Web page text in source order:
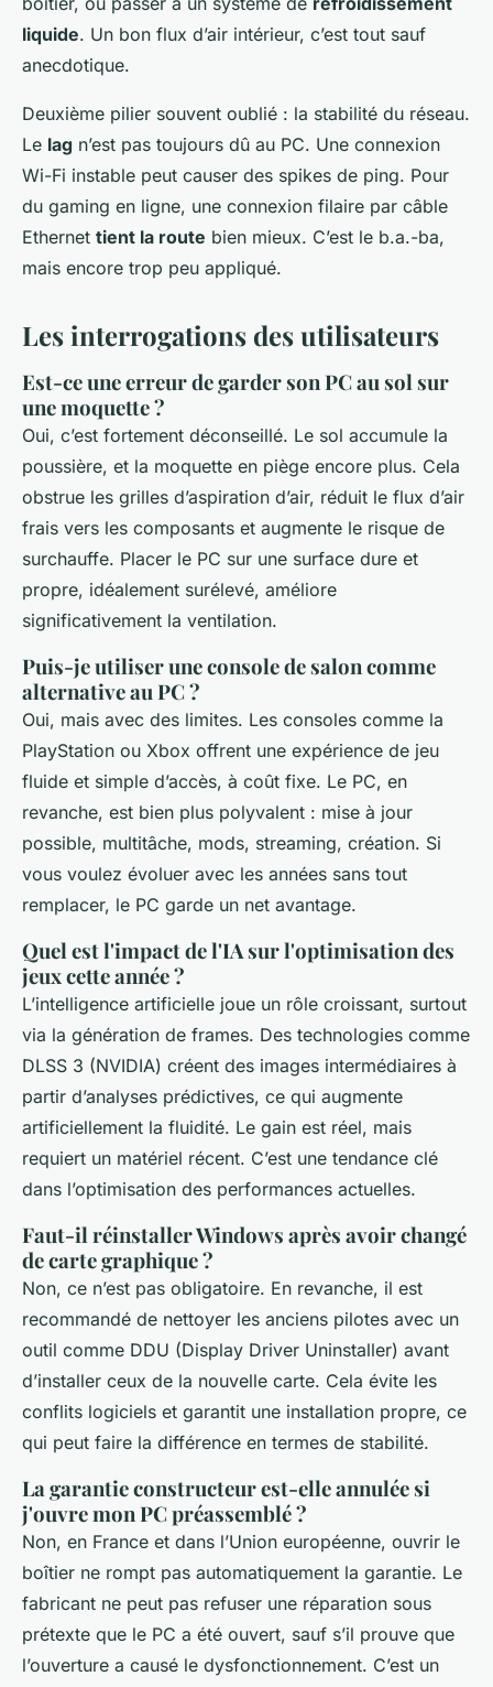
liquide. Un bon flux d’air intérieur, c’est tout sauf
anecdotique.
Deuxième pilier souvent oublié : la stabilité du réseau.
Le lag n’est pas toujours dû au PC. Une connexion
Wi-Fi instable peut causer des spikes de ping. Pour
du gaming en ligne, une connexion filaire par câble
Ethernet tient la route bien mieux. C’est le b.a.-ba,
mais encore trop peu appliqué.
Les interrogations des utilisateurs
Est-ce une erreur de garder son PC au sol sur
une moquette ?
Oui, c’est fortement déconseillé. Le sol accumule la
poussière, et la moquette en piège encore plus. Cela
obstrue les grilles d’aspiration d’air, réduit le flux d’air
frais vers les composants et augmente le risque de
surchauffe. Placer le PC sur une surface dure et
propre, idéalement surélevé, améliore
significativement la ventilation.
Puis-je utiliser une console de salon comme
alternative au PC ?
Oui, mais avec des limites. Les consoles comme la
PlayStation ou Xbox offrent une expérience de jeu
fluide et simple d’accès, à coût fixe. Le PC, en
revanche, est bien plus polyvalent : mise à jour
possible, multitâche, mods, streaming, création. Si
vous voulez évoluer avec les années sans tout
remplacer, le PC garde un net avantage.
Quel est l'impact de l'IA sur l'optimisation des
jeux cette année ?
L’intelligence artificielle joue un rôle croissant, surtout
via la génération de frames. Des technologies comme
DLSS 3 (NVIDIA) créent des images intermédiaires à
partir d’analyses prédictives, ce qui augmente
artificiellement la fluidité. Le gain est réel, mais
requiert un matériel récent. C’est une tendance clé
dans l’optimisation des performances actuelles.
Faut-il réinstaller Windows après avoir changé
de carte graphique ?
Non, ce n’est pas obligatoire. En revanche, il est
recommandé de nettoyer les anciens pilotes avec un
outil comme DDU (Display Driver Uninstaller) avant
d’installer ceux de la nouvelle carte. Cela évite les
conflits logiciels et garantit une installation propre, ce
qui peut faire la différence en termes de stabilité.
La garantie constructeur est-elle annulée si
j'ouvre mon PC préassemblé ?
Non, en France et dans l’Union européenne, ouvrir le
boîtier ne rompt pas automatiquement la garantie. Le
fabricant ne peut pas refuser une réparation sous
prétexte que le PC a été ouvert, sauf s’il prouve que
l’ouverture a causé le dysfonctionnement. C’est un